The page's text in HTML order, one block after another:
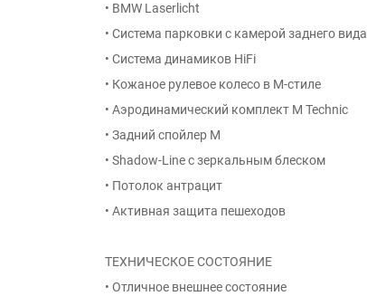
• BMW Laserlicht
• Система парковки с камерой заднего вида
• Система динамиков HiFi
• Кожаное рулевое колесо в M-стиле
• Аэродинамический комплект M Technic
• Задний спойлер M
• Shadow-Line с зеркальным блеском
• Потолок антрацит
• Активная защита пешеходов
ТЕХНИЧЕСКОЕ СОСТОЯНИЕ
• Отличное внешнее состояние